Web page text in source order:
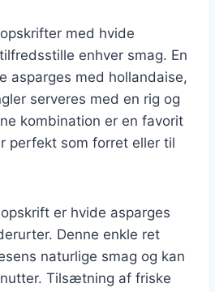
med hvide
enhver smag. En
asparges med hollandaise,
serveres med en rig og
kombination er en favorit
perfekt som forret eller til
er hvide asparges
Denne enkle ret
naturlige smag og kan
Tilsætning af friske